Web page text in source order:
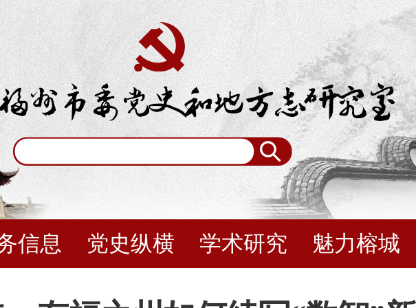
信息 党史纵横 学术研究 魅力榕城